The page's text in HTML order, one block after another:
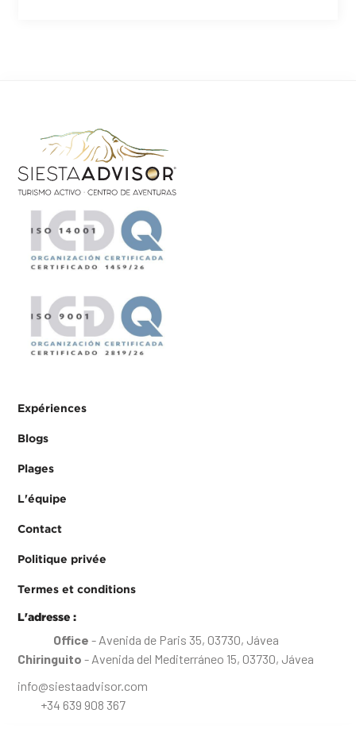
Expériences
Blogs
Plages
L'équipe
Contact
Politique privée
Termes et conditions
L'adresse :
Office - Avenida de Paris 35, 03730, Jávea
Chiringuito - Avenida del Mediterráneo 15, 03730, Jávea
info@siestaadvisor.com
+34 639 908 367